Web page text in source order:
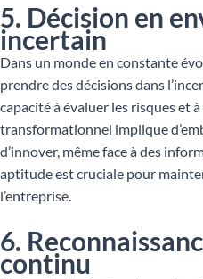
5. Décision en
incertain
Dans un monde en constante
prendre des décisions dans
capacité à évaluer les risques et
transformationnel implique
d’innover, même face à des
aptitude est cruciale pour
l’entreprise.
6.
continu